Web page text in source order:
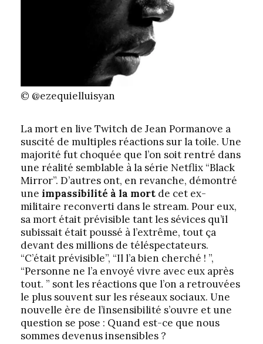
© @ezequielluisyan
La mort en live Twitch de Jean Pormanove a
suscité de multiples réactions sur la toile. Une
majorité fut choquée que l’on soit rentré dans
une réalité semblable à la série Netflix “Black
Mirror”. D’autres ont, en revanche, démontré
une impassibilité à la mort de cet ex-
militaire reconverti dans le stream. Pour eux,
sa mort était prévisible tant les sévices qu’il
subissait était poussé à l’extrême, tout ça
devant des millions de téléspectateurs.
“C’était prévisible”, “Il l’a bien cherché ! ”,
“Personne ne l’a envoyé vivre avec eux après
tout. ” sont les réactions que l’on a retrouvées
le plus souvent sur les réseaux sociaux. Une
nouvelle ère de l’insensibilité s’ouvre et une
question se pose : Quand est-ce que nous
sommes devenus insensibles ?